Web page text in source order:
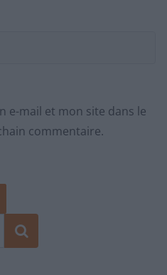
e-mail et mon site dans le
commentaire.